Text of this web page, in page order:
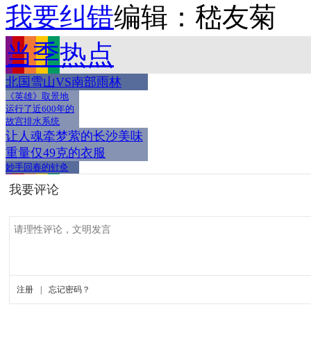
我要纠错编辑：嵇友菊
当季热点
北国雪山VS南部雨林
《英雄》取景地
运行了近600年的
故宫排水系统
让人魂牵梦萦的长沙美味
重量仅49克的衣服
妙手回春的针灸